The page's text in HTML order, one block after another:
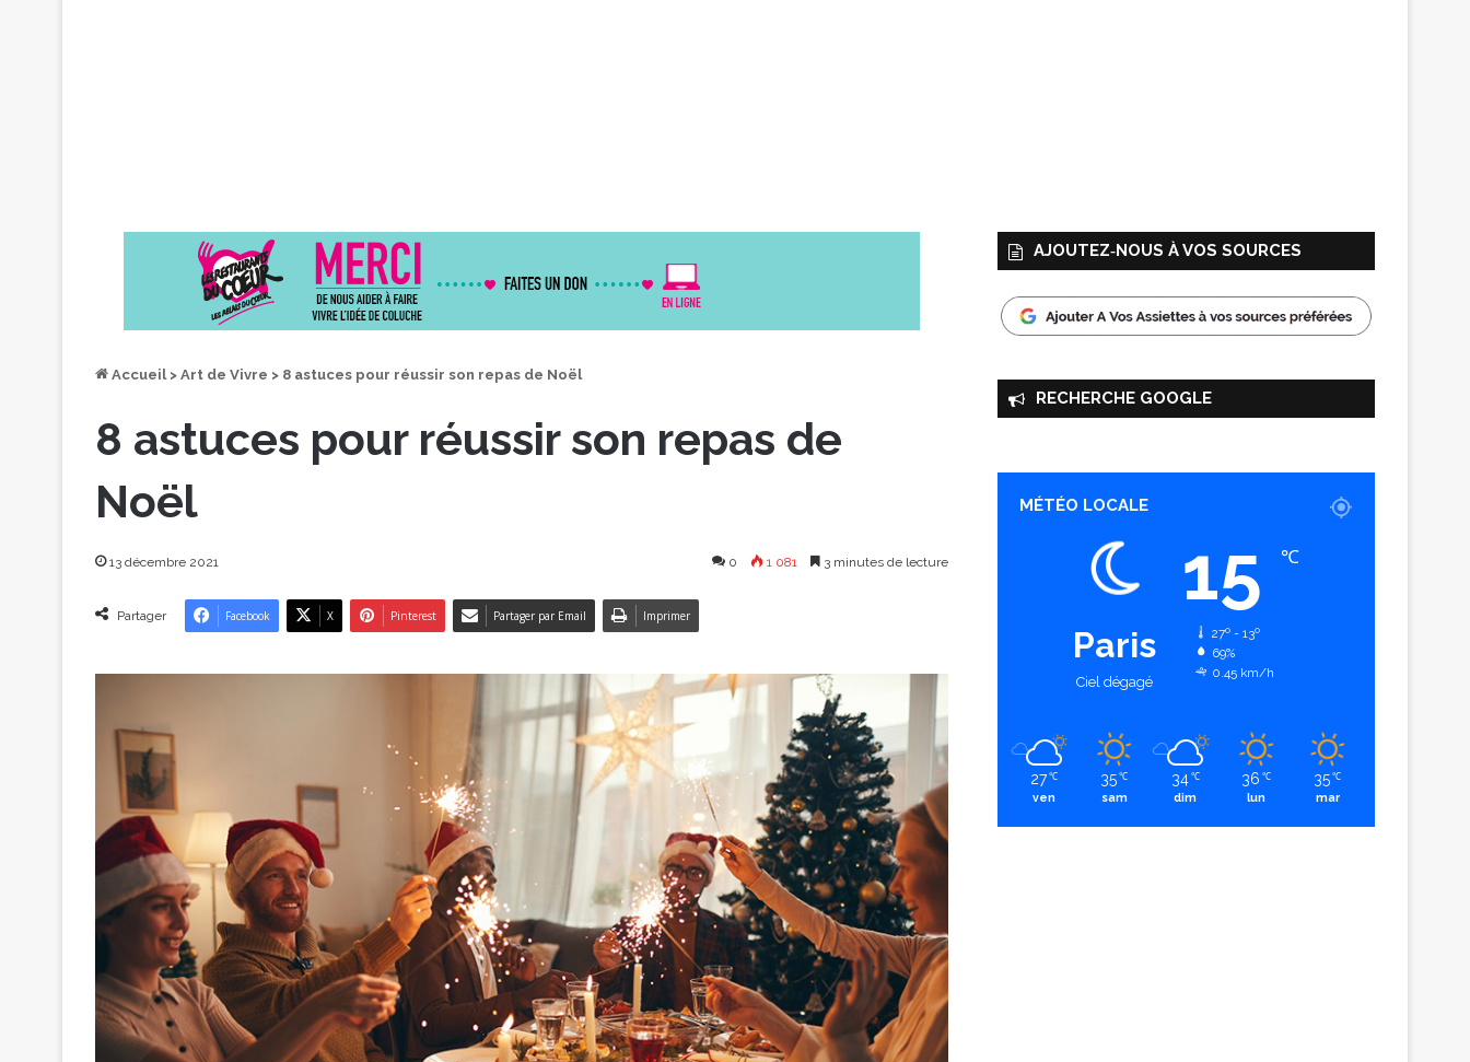
Accueil > Art de Vivre > 8 astuces pour réussir son repas de Noël
8 astuces pour réussir son repas de
Noël
13 décembre 2021 0 1 081 3 minutes de lecture
Partager Facebook X Pinterest Partager par Email Imprimer
AJOUTEZ‑NOUS À VOS SOURCES
RECHERCHE GOOGLE
MÉTÉO LOCALE
Paris
Ciel dégagé
15 ℃
27º - 13º
69%
0.45 km/h
27 ℃
ven
35 ℃
sam
34 ℃
dim
36 ℃
lun
35 ℃
mar